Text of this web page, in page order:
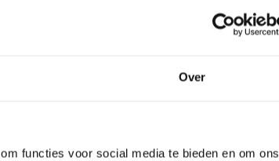
Over
functies voor social media te bieden en om ons